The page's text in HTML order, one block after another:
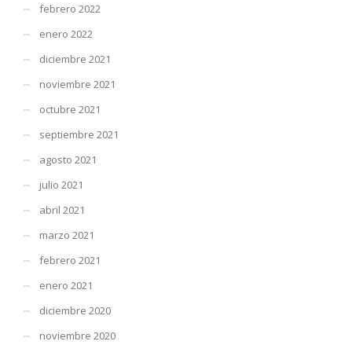
febrero 2022
enero 2022
diciembre 2021
noviembre 2021
octubre 2021
septiembre 2021
agosto 2021
julio 2021
abril 2021
marzo 2021
febrero 2021
enero 2021
diciembre 2020
noviembre 2020